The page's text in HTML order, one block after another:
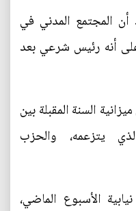
المجتمع المدني في
أنه رئيس شرعي بعد
السنة المقبلة بين
يتزعمه، والحزب
الأسبوع الماضي،